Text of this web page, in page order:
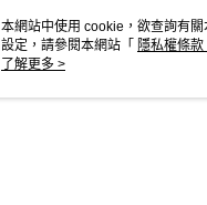
本網站中使用 cookie，欲查詢有
設定，請參閱本網站「 隱私權條款
使用 cookie。
了解更多 >